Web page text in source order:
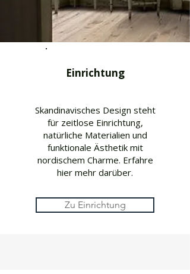
Einrichtung
Skandinavisches Design steht
für zeitlose Einrichtung,
natürliche Materialien und
funktionale Ästhetik mit
nordischem Charme. Erfahre
hier mehr darüber.
Zu Einrichtung